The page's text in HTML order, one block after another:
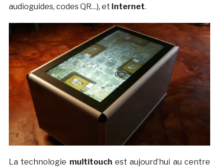
audioguides, codes QR…), et Internet.
La technologie multitouch est aujourd’hui au centre